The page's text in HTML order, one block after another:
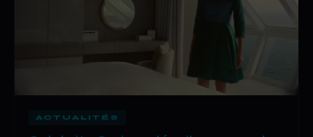
ACTUALITÉS